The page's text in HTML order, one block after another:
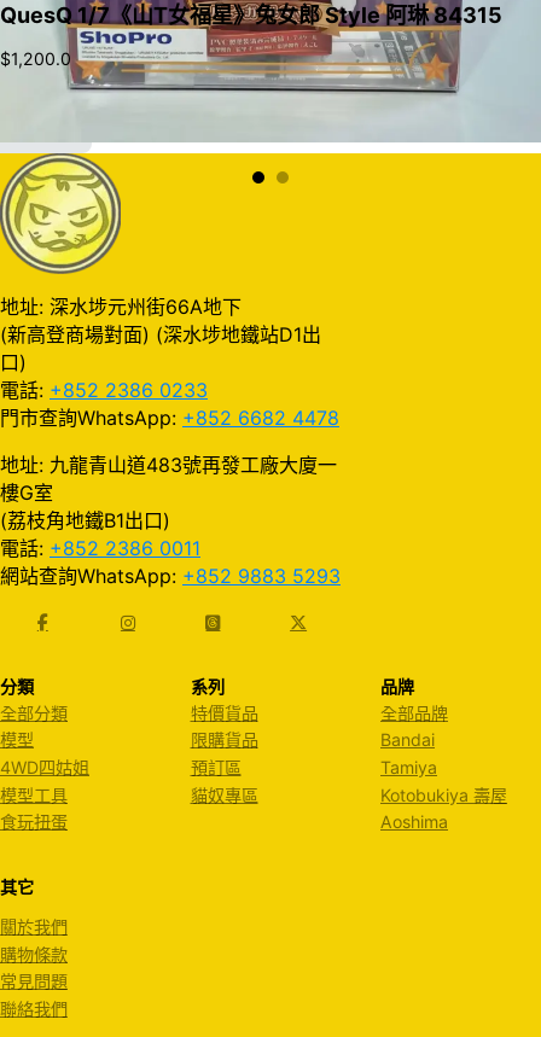
QuesQ 1/7《山T女福星》兔女郎 Style 阿琳 84315
$1,200.0
地址: 深水埗元州街66A地下
(新高登商場對面) (深水埗地鐵站D1出
口)
電話: +852 2386 0233
門市查詢WhatsApp: +852 6682 4478
地址: 九龍青山道483號再發工廠大廈一
樓G室
(荔枝角地鐵B1出口)
電話: +852 2386 0011
網站查詢WhatsApp: +852 9883 5293
分類
全部分類
模型
4WD四姑姐
模型工具
食玩扭蛋
系列
特價貨品
限購貨品
預訂區
貓奴專區
品牌
全部品牌
Bandai
Tamiya
Kotobukiya 壽屋
Aoshima
其它
關於我們
購物條款
常見問題
聯絡我們